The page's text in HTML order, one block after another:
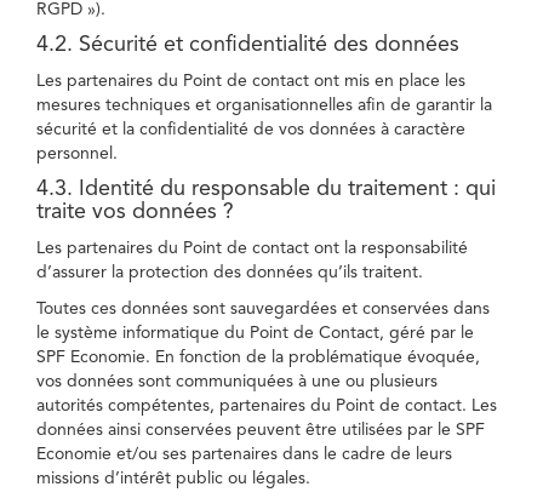
RGPD »).
4.2. Sécurité et confidentialité des données
Les partenaires du Point de contact ont mis en place les
mesures techniques et organisationnelles afin de garantir la
sécurité et la confidentialité de vos données à caractère
personnel.
4.3. Identité du responsable du traitement : qui
traite vos données ?
Les partenaires du Point de contact ont la responsabilité
d’assurer la protection des données qu’ils traitent.
Toutes ces données sont sauvegardées et conservées dans
le système informatique du Point de Contact, géré par le
SPF Economie. En fonction de la problématique évoquée,
vos données sont communiquées à une ou plusieurs
autorités compétentes, partenaires du Point de contact. Les
données ainsi conservées peuvent être utilisées par le SPF
Economie et/ou ses partenaires dans le cadre de leurs
missions d’intérêt public ou légales.